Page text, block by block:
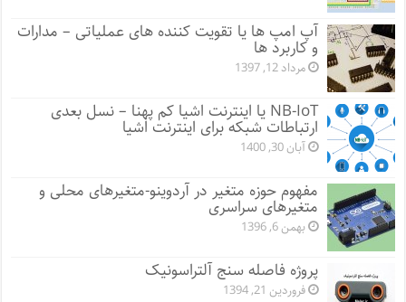
آپ امپ ها یا تقویت کننده های عملیاتی – مدارات
و کاربرد ها
مرداد 12, 1397
NB-IoT یا اینترنت اشیا کم پهنا – نسل بعدی
ارتباطات شبکه برای اینترنت اشیا
آبان 30, 1400
مفهوم حوزه متغیر در آردوینو-متغیرهای محلی و
متغیرهای سراسری
بهمن 6, 1396
پروژه فاصله سنج آلتراسونیک
فروردین 21, 1394